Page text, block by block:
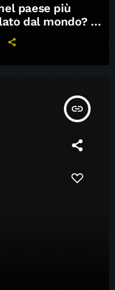
paese più
dal mondo? –
insert_link